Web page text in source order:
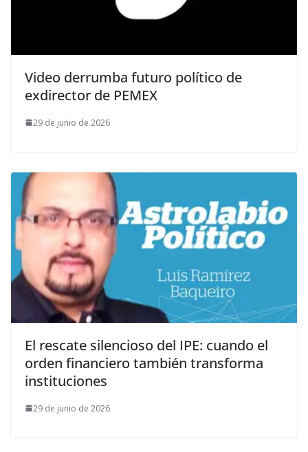
Video derrumba futuro político de
exdirector de PEMEX
29 de junio de 2026
El rescate silencioso del IPE: cuando el
orden financiero también transforma
instituciones
29 de junio de 2026